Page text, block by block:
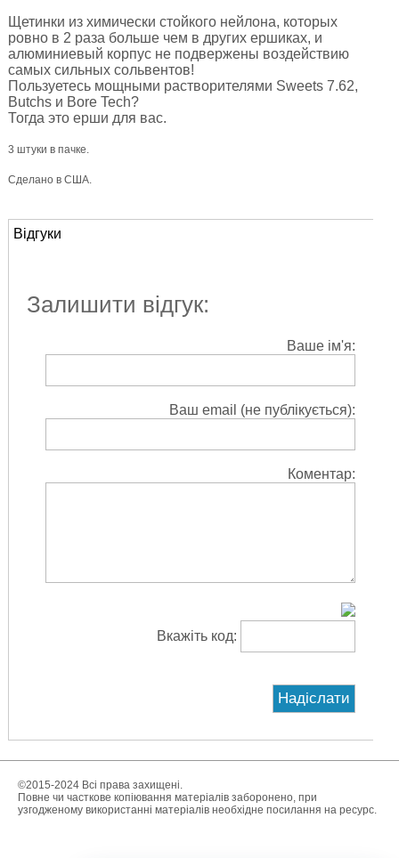
Щетинки из химически стойкого нейлона, которых
ровно в 2 раза больше чем в других ершиках, и
алюминиевый корпус не подвержены воздействию
самых сильных сольвентов!
Пользуетесь мощными растворителями Sweets 7.62,
Butchs и Bore Tech?
Тогда это ерши для вас.
3 штуки в пачке.
Сделано в США.
Відгуки
Залишити відгук:
Ваше ім'я:
Ваш email (не публікується):
Коментар:
Вкажіть код:
©2015-2024 Всі права захищені.
Повне чи часткове копіювання матеріалів заборонено, при
узгодженому використанні матеріалів необхідне посилання на ресурс.